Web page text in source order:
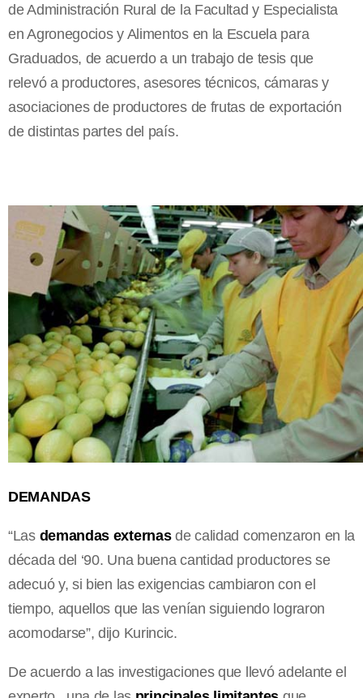
de Administración Rural de la Facultad y Especialista
en Agronegocios y Alimentos en la Escuela para
Graduados, de acuerdo a un trabajo de tesis que
relevó a productores, asesores técnicos, cámaras y
asociaciones de productores de frutas de exportación
de distintas partes del país.
DEMANDAS
“Las demandas externasde calidad comenzaron en la
década del ‘90. Una buena cantidad productores se
adecuó y, si bien las exigencias cambiaron con el
tiempo, aquellos que las venían siguiendo lograron
acomodarse”, dijo Kurincic.
De acuerdo a las investigaciones que llevó adelante el